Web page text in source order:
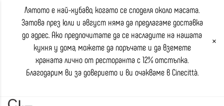
Лятото е най-хубаво, когато се споделя около масата.
Затова през юли и август няма да предлагаме доставка
до адрес. Ако предпочитате да се насладите на нашата
кухня у дома, можете да поръчате и да вземете
храната лично от ресторанта с 12% отстъпка.
Благодарим ви за доверието и ви очакваме в Cinecittà.
×